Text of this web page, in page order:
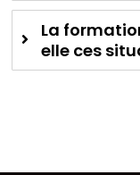
La
elle ces